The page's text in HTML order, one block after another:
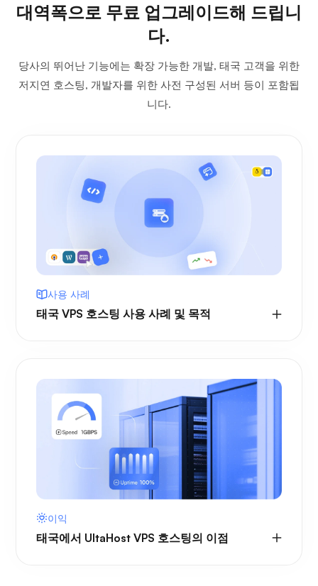
대역폭으로 무료 업그레이드해 드립니
다.
당사의 뛰어난 기능에는 확장 가능한 개발, 태국 고객을 위한
저지연 호스팅, 개발자를 위한 사전 구성된 서버 등이 포함됩
니다.
사용 사례
태국 VPS 호스팅 사용 사례 및 목적
이익
태국에서 UltaHost VPS 호스팅의 이점